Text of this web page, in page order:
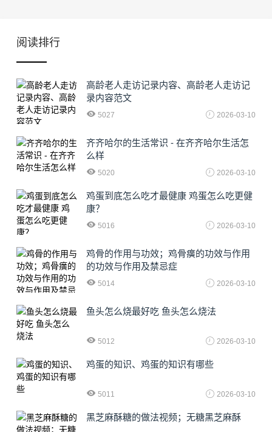
阅读排行
高龄老人走访记录内容、高龄老人走访记
录内容范文
5027 2026-03-10
齐齐哈尔的生活常识 - 在齐齐哈尔生活怎
么样
5020 2026-03-10
鸡蛋到底怎么吃才最健康 鸡蛋怎么吃更健
康？
5016 2026-03-10
鸡骨的作用与功效；鸡骨癀的功效与作用
的功效与作用及禁忌症
5014 2026-03-10
鱼头怎么烧最好吃 鱼头怎么烧法
5012 2026-03-10
鸡蛋的知识、鸡蛋的知识有哪些
5011 2026-03-10
黑芝麻酥糖的做法视频；无糖黑芝麻酥